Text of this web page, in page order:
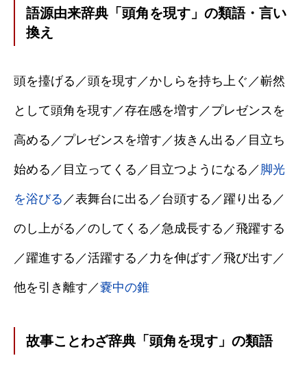
語源由来辞典「頭角を現す」の類語・言い
換え
頭を擡げる／頭を現す／かしらを持ち上ぐ／嶄然
として頭角を現す／存在感を増す／プレゼンスを
高める／プレゼンスを増す／抜きん出る／目立ち
始める／目立ってくる／目立つようになる／ 脚光
を浴びる ／表舞台に出る／台頭する／躍り出る／
のし上がる／のしてくる／急成長する／飛躍する
／躍進する／活躍する／力を伸ばす／飛び出す／
他を引き離す／嚢中の錐
故事ことわざ辞典「頭角を現す」の類語